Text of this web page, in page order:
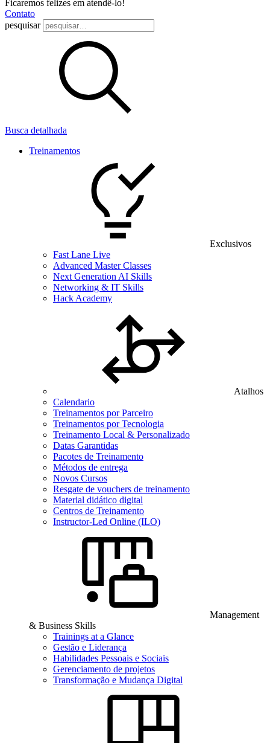
Ficaremos felizes em atendê-lo!
Contato
pesquisar
Busca detalhada
Treinamentos
Exclusivos
Fast Lane Live
Advanced Master Classes
Next Generation AI Skills
Networking & IT Skills
Hack Academy
Atalhos
Calendario
Treinamentos por Parceiro
Treinamentos por Tecnologia
Treinamento Local & Personalizado
Datas Garantidas
Pacotes de Treinamento
Métodos de entrega
Novos Cursos
Resgate de vouchers de treinamento
Material didático digital
Centros de Treinamento
Instructor-Led Online (ILO)
Management
& Business Skills
Trainings at a Glance
Gestão e Liderança
Habilidades Pessoais e Sociais
Gerenciamento de projetos
Transformação e Mudança Digital